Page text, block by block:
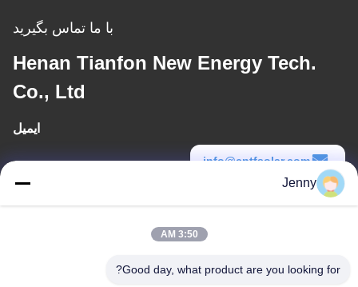
با ما تماس بگیرید
Henan Tianfon New Energy Tech.
Co., Ltd
ایمیل
info@cntfsolar.com
Jenny
3:50 AM
Good day, what product are you looking for?